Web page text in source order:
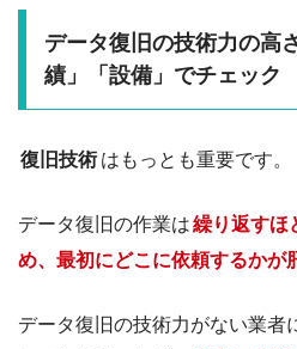
データ復旧の技術力の高
績」「設備」でチェック
復旧技術 はもっとも重要です。
データ復旧の作業は繰り返すほ
め、最初にどこに依頼するかが
データ復旧の技術力がない業者